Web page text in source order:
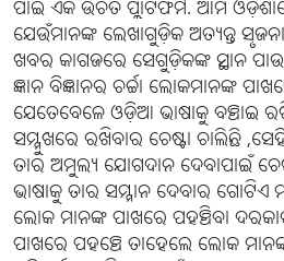
ପାଇଁ ଏକ ଉଚିତ ପ୍ଲାଟଫର୍ମ. ଆମ
ଯେଉଁମାନଙ୍କ ଲେଖାଗୁଡ଼ିକ ଅତ୍ୟନ୍ତ
ଖବର କାଗଜରେ ସେଗୁଡ଼ିକଙ୍କ ସ୍ଥାନ
ଜ୍ଞାନ ବିଜ୍ଞାନର ଚର୍ଚ୍ଚା ଲୋକମାନଙ୍କ
ଯେତେବେଳେ ଓଡ଼ିଆ ଭାଷାକୁ ବଞ୍ଚାଇ
ସମ୍ମୁଖରେ ରଖିବାର ଚେଷ୍ଟା ଚାଲିଛି ,ସେହି
ତାର ଅମୁଲ୍ୟ ଯୋଗଦାନ ଦେବାପାଇଁ
ଭାଷାକୁ ତାର ସମ୍ମାନ ଦେବାର ଗୋଟିଏ
ଲୋକ ମାନଙ୍କ ପାଖରେ ପହଞ୍ଚିବା
ପାଖରେ ପହଞ୍ଚେ ତାହେଲେ ଲୋକ